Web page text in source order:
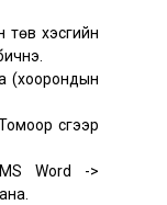
төв хэсгийн
(хоорондын
үсгээр
Word ->